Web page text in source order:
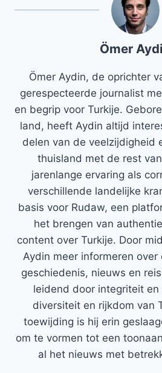
Ömer
Ömer Aydin, de oprichter
gerespecteerde journalist
en begrip voor Turkije.
land, heeft Aydin altijd
delen van de veelzijdigheid
thuisland met de rest
jarenlange ervaring als
verschillende landelijke
basis voor Rudaw, een
het brengen van
content over Turkije. Door
Aydin meer informeren over
geschiedenis, nieuws en
leidend door integriteit en
diversiteit en rijkdom van
toewijding is hij erin
om te vormen tot een
al het nieuws met